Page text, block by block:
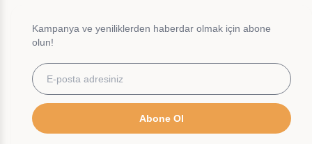
Kampanya ve yeniliklerden haberdar olmak için abone
olun!
Abone Ol